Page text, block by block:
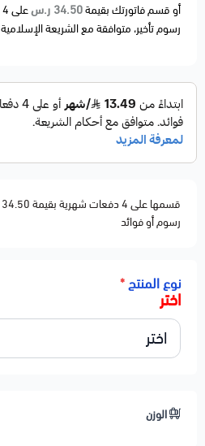
أو قسم فاتورتك بقيمة34.50 ر.س على4
رسوم تأخير، متوافقة مع الشريعة الإسلامية
قسمها على 4 دفعات شهرية بقيمة 34.50
رسوم أو فوائد
نوع المنتج*
اختر
الوزن